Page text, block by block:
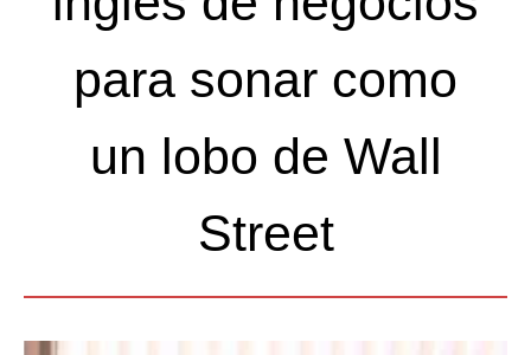
para sonar como
un lobo de Wall
Street